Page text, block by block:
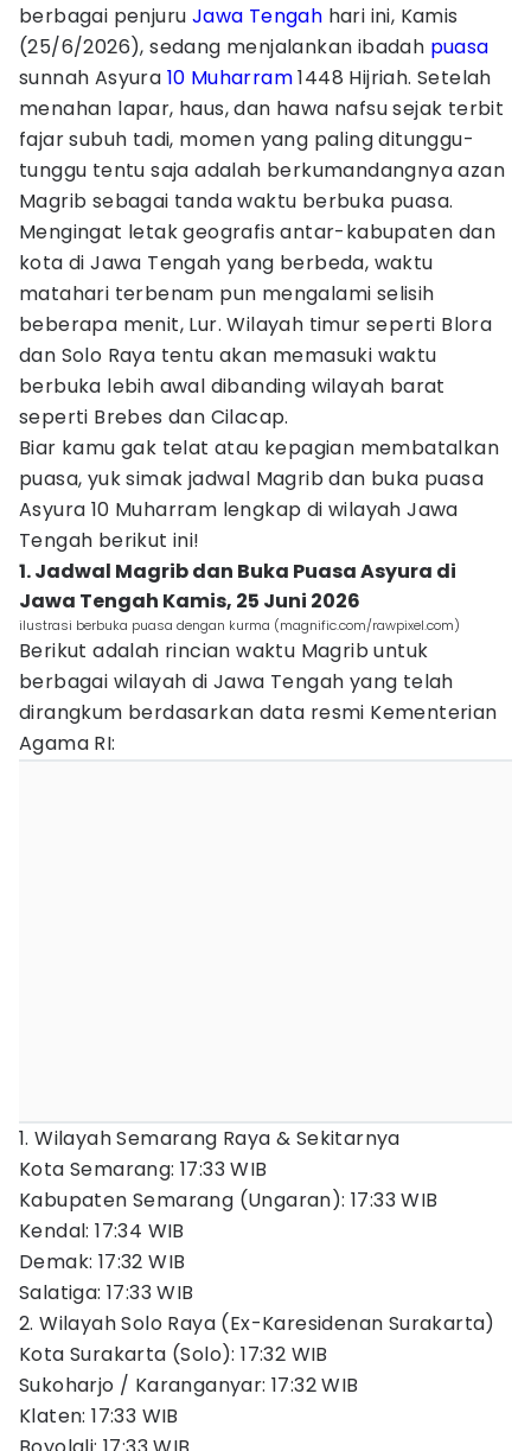
berbagai penjuru Jawa Tengah hari ini, Kamis
(25/6/2026), sedang menjalankan ibadah puasa
sunnah Asyura 10 Muharram1448 Hijriah. Setelah
menahan lapar, haus, dan hawa nafsu sejak terbit
fajar subuh tadi, momen yang paling ditunggu-
tunggu tentu saja adalah berkumandangnya azan
Magrib sebagai tanda waktu berbuka puasa.
Mengingat letak geografis antar-kabupaten dan
kota di Jawa Tengah yang berbeda, waktu
matahari terbenam pun mengalami selisih
beberapa menit, Lur. Wilayah timur seperti Blora
dan Solo Raya tentu akan memasuki waktu
berbuka lebih awal dibanding wilayah barat
seperti Brebes dan Cilacap.
Biar kamu gak telat atau kepagian membatalkan
puasa, yuk simak jadwal Magrib dan buka puasa
Asyura 10 Muharram lengkap di wilayah Jawa
Tengah berikut ini!
1. Jadwal Magrib dan Buka Puasa Asyura di
Jawa Tengah Kamis, 25 Juni 2026
ilustrasi berbuka puasa dengan kurma (magnific.com/rawpixel.com)
Berikut adalah rincian waktu Magrib untuk
berbagai wilayah di Jawa Tengah yang telah
dirangkum berdasarkan data resmi Kementerian
Agama RI:
1. Wilayah Semarang Raya & Sekitarnya
Kota Semarang: 17:33 WIB
Kabupaten Semarang (Ungaran): 17:33 WIB
Kendal: 17:34 WIB
Demak: 17:32 WIB
Salatiga: 17:33 WIB
2. Wilayah Solo Raya (Ex-Karesidenan Surakarta)
Kota Surakarta (Solo): 17:32 WIB
Sukoharjo / Karanganyar: 17:32 WIB
Klaten: 17:33 WIB